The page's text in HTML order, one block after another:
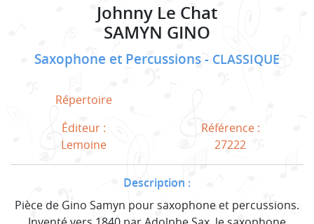
Johnny Le Chat
SAMYN GINO
Saxophone et Percussions CLASSIQUE
Répertoire
Éditeur :
Lemoine
Référence :
27222
Description :
Pièce de Gino Samyn pour saxophone et percussions.